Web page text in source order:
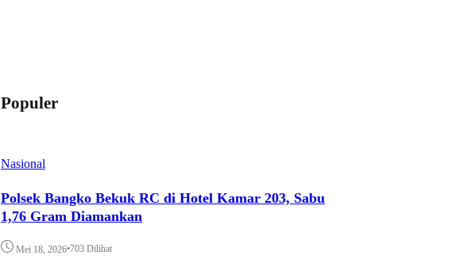
Populer
Nasional
Polsek Bangko Bekuk RC di Hotel Kamar 203, Sabu
1,76 Gram Diamankan
Mei 18, 2026•703 Dilihat